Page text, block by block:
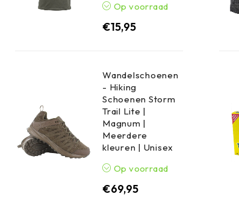
Op voorraad
€15,95
Wandelschoenen
- Hiking
Schoenen Storm
Trail Lite |
Magnum |
Meerdere
kleuren | Unisex
Op voorraad
€69,95